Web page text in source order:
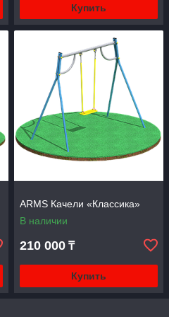
Купить
ARMS Качели «Классика»
В наличии
210 000 ₸
Купить